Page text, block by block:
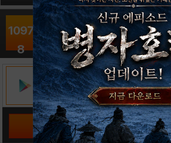
1097
8
열대 머지16
퍼즐 / Clever Apps Pte. Ltd.
출시일: 2021-12-17
공략 커뮤니티 바로가기